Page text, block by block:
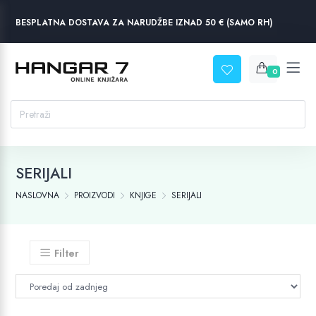
BESPLATNA DOSTAVA ZA NARUDŽBE IZNAD 50 € (SAMO RH)
0
SERIJALI
NASLOVNA PROIZVODI KNJIGE SERIJALI
Filter